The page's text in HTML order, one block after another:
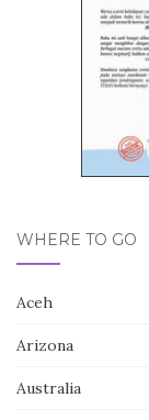
WHERE TO GO
Aceh
Arizona
Australia